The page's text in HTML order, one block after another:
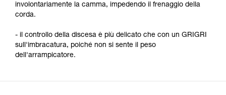
involontariamente la camma, impedendo il frenaggio della
corda.
- il controllo della discesa è più delicato che con un GRIGRI
sull'imbracatura, poiché non si sente il peso
dell'arrampicatore.